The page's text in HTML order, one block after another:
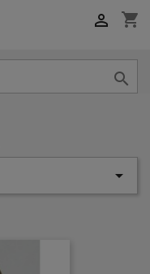
shopping_cart


